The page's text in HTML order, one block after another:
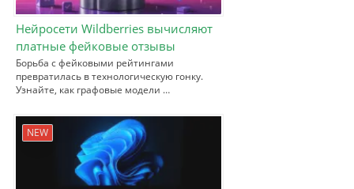
Нейросети Wildberries вычисляют
платные фейковые отзывы
Борьба с фейковыми рейтингами
превратилась в технологическую гонку.
Узнайте, как графовые модели …
NEW